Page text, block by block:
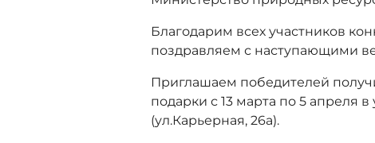
Благодарим всех участников
поздравляем с наступающими
Приглашаем победителей
подарки с 13 марта по 5 апреля
(ул.Карьерная, 26а).